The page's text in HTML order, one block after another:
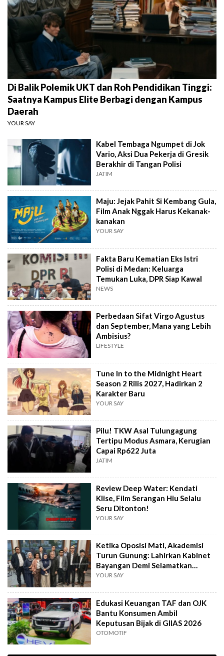
Di Balik Polemik UKT dan Roh Pendidikan Tinggi:
Saatnya Kampus Elite Berbagi dengan Kampus
Daerah
YOUR SAY
Kabel Tembaga Ngumpet di Jok
Vario, Aksi Dua Pekerja di Gresik
Berakhir di Tangan Polisi
JATIM
Maju: Jejak Pahit Si Kembang Gula,
Film Anak Nggak Harus Kekanak-
kanakan
YOUR SAY
Fakta Baru Kematian Eks Istri
Polisi di Medan: Keluarga
Temukan Luka, DPR Siap Kawal
NEWS
Perbedaan Sifat Virgo Agustus
dan September, Mana yang Lebih
Ambisius?
LIFESTYLE
Tune In to the Midnight Heart
Season 2 Rilis 2027, Hadirkan 2
Karakter Baru
YOUR SAY
Pilu! TKW Asal Tulungagung
Tertipu Modus Asmara, Kerugian
Capai Rp622 Juta
JATIM
Review Deep Water: Kendati
Klise, Film Serangan Hiu Selalu
Seru Ditonton!
YOUR SAY
Ketika Oposisi Mati, Akademisi
Turun Gunung: Lahirkan Kabinet
Bayangan Demi Selamatkan
Demokrasi
YOUR SAY
Edukasi Keuangan TAF dan OJK
Bantu Konsumen Ambil
Keputusan Bijak di GIIAS 2026
OTOMOTIF